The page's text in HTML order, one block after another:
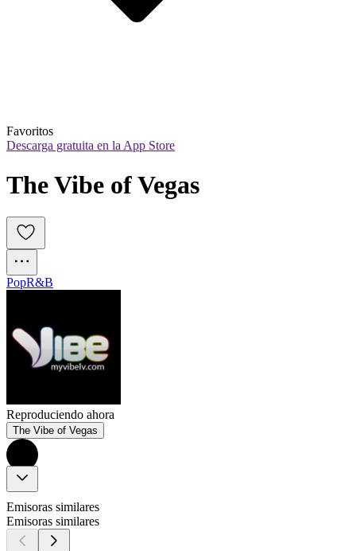
Favoritos
Descarga gratuita en la App Store
The Vibe of Vegas
PopR&B
Reproduciendo ahora
The Vibe of Vegas
Emisoras similares
Emisoras similares